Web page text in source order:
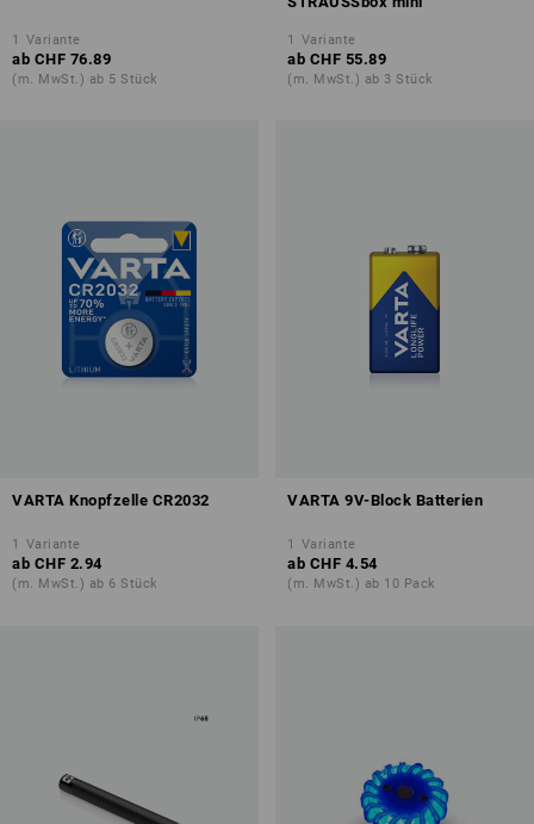
1 Variante
ab CHF 76.89
(m. MwSt.) ab 5 Stück
1 Variante
ab CHF 55.89
(m. MwSt.) ab 3 Stück
VARTA Knopfzelle CR2032
1 Variante
ab CHF 2.94
(m. MwSt.) ab 6 Stück
VARTA 9V-Block Batterien
1 Variante
ab CHF 4.54
(m. MwSt.) ab 10 Pack